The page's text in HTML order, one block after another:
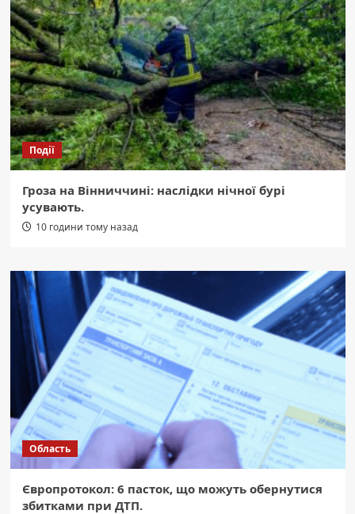
Події
Гроза на Вінниччині: наслідки нічної бурі
усувають.
10 години тому назад
Область
Європротокол: 6 пасток, що можуть обернутися
збитками при ДТП.